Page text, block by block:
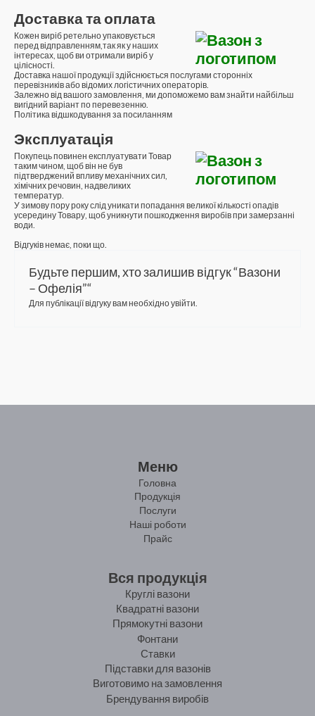
Доставка та оплата
Кожен виріб ретельно упаковується
перед відправленням,так як у наших
інтересах, щоб ви отримали виріб у
цілісності.
Доставка нашої продукції здійснюється послугами сторонніх
перевізників або відомих логістичних операторів.
Залежно від вашого замовлення, ми допоможемо вам знайти найбільш
вигідний варіант по перевезенню.
Політика відшкодування за посиланням
Эксплуатація
Покупець повинен експлуатувати Товар
таким чином, щоб він не був
підтверджений впливу механічних сил,
хімічних речовин, надвеликих
температур.
У зимову пору року слід уникати попадання великої кількості опадів
усередину Товару, щоб уникнути пошкодження виробів при замерзанні
води.
Відгуків немає, поки що.
Будьте першим, хто залишив відгук “Вазони
– Офелія”“
Для публікації відгуку вам необхідноувійти
Меню
Головна
Продукція
Послуги
Наші роботи
Прайс
Вся продукція
Круглі вазони
Квадратні вазони
Прямокутні вазони
Фонтани
Ставки
Підставки для вазонів
Виготовимо на замовлення
Брендування виробів